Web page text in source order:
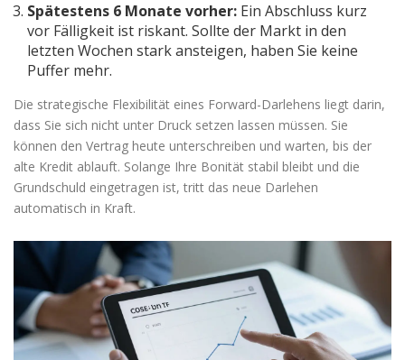
Spätestens 6 Monate vorher: Ein Abschluss kurz
vor Fälligkeit ist riskant. Sollte der Markt in den
letzten Wochen stark ansteigen, haben Sie keine
Puffer mehr.
Die strategische Flexibilität eines Forward-Darlehens liegt darin,
dass Sie sich nicht unter Druck setzen lassen müssen. Sie
können den Vertrag heute unterschreiben und warten, bis der
alte Kredit ablauft. Solange Ihre Bonität stabil bleibt und die
Grundschuld eingetragen ist, tritt das neue Darlehen
automatisch in Kraft.